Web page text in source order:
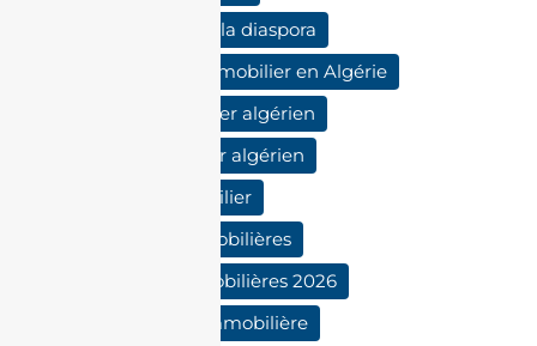
investissement de la diaspora
investissement immobilier en Algérie
juridique immobilier algérien
marché immobilier algérien
marketing immobilier
opportunités immobilières
perspectives immobilières 2026
réglementation immobilière